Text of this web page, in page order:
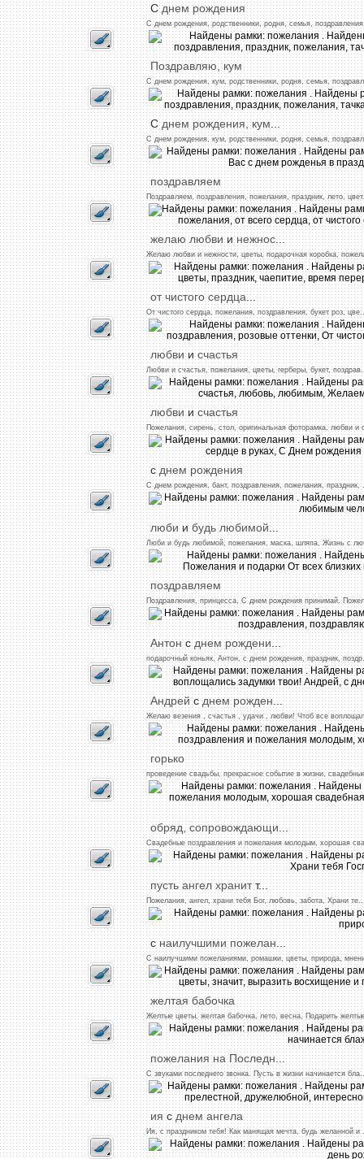
Сднем рождения
С днем рождения, родственники, родня, семья,
Поздравляю, кум
С днем рождения, кум, родственники, родня, семья, поздравл
Сднем рождения, кум...
С днем рождения, кум, родственники, родня, семья, поздравл
поздравляем
Поздравляем, поздравления, пожелания, праздник, лето, цвет
желаю любвиинежнос...
Желаю любвии нежности, цветы, подарочная коробка,
от чистого сердца...
От чистого сердца, пожелания, поздравления, букет роз, цве
любвиисчастья
Любвии счастья, пожелания, цветы, герберы, букет, поздрав
любвиисчастья
Пожелания, сирень, стол, оригинальная фоторамка, любви и
сднем рождения
С днем рождения, бант, поздравления, пожелания, праздник,
любиибудь любимой...
Любиибудь любимой, пожелания, маска, шляпа, Жизньс
поздравляем
Поздравления, принцесса, С днем рождения принимай. Пожел
Антонсднем рождени...
подарочный коньяк, Антон, с днем рождения, праздник, поздр
Андрейсднем рожден...
Желаю везения, счастья , удачи,любви! Чтоб все воплощал
горько
проведение свадьбы, прекрасное событие вжизни,
обряд, сопровождающи...
Свадебные поздравления ипожелания молодым, хорошая
пусть ангел хранитт...
Пожелания, ангел, храни тебя Бог, любовь, забота, Храни те
снаилучшими пожелан...
Снаилучшими пожеланиями, ромашки, цветы, природа,
желтая бабочка
Желтые цветы, желтая бабочка, лето, весна, Подарить
пожелания на Последн...
Сзвуками последнего звонка. Пусть в жизни начинается бла
иясднем ангела
Ия, спраздником тебя! Как манящая мечта, будь желаннойи